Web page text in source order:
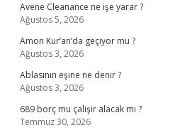
Avene Cleanance ne işe yarar ?
Ağustos 5, 2026
Amon Kur’an’da geçiyor mu ?
Ağustos 3, 2026
Ablasının eşine ne denir ?
Ağustos 3, 2026
689 borç mu çalişir alacak mı ?
Temmuz 30, 2026